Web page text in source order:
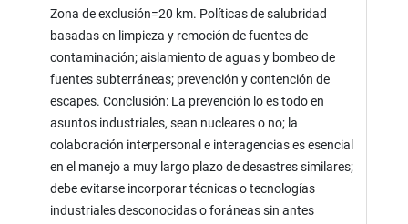
Zona de exclusión=20 km. Políticas de salubridad
basadas en limpieza y remoción de fuentes de
contaminación; aislamiento de aguas y bombeo de
fuentes subterráneas; prevención y contención de
escapes. Conclusión: La prevención lo es todo en
asuntos industriales, sean nucleares o no; la
colaboración interpersonal e interagencias es esencial
en el manejo a muy largo plazo de desastres similares;
debe evitarse incorporar técnicas o tecnologías
industriales desconocidas o foráneas sin antes